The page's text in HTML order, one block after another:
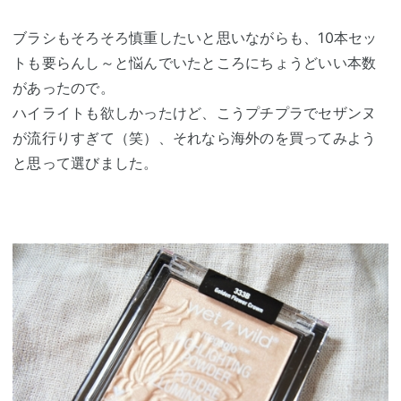
ブラシもそろそろ慎重したいと思いながらも、10本セッ
トも要らんし～と悩んでいたところにちょうどいい本数
があったので。
ハイライトも欲しかったけど、こうプチプラでセザンヌ
が流行りすぎて（笑）、それなら海外のを買ってみよう
と思って選びました。